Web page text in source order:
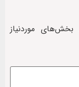
بخش‌های موردنیاز